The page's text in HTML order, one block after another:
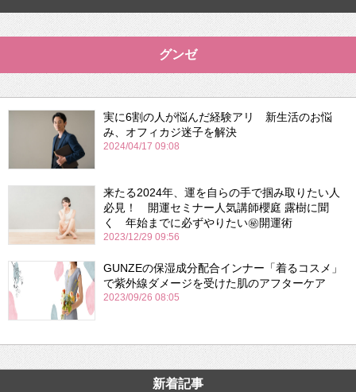
グンゼ
実に6割の人が悩んだ経験アリ 新生活のお悩
み、オフィカジ迷子を解決
2024/04/17 09:08
来たる2024年、運を自らの手で掴み取りたい人
必見！ 開運セミナー人気講師櫻庭 露樹に聞
く 年始までに必ずやりたい㊙開運術
2023/12/29 09:56
GUNZEの保湿成分配合インナー「着るコスメ」
で紫外線ダメージを受けた肌のアフターケア
2023/09/26 08:05
新着記事